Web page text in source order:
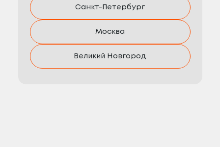
Санкт-Петербург
Москва
Великий Новгород